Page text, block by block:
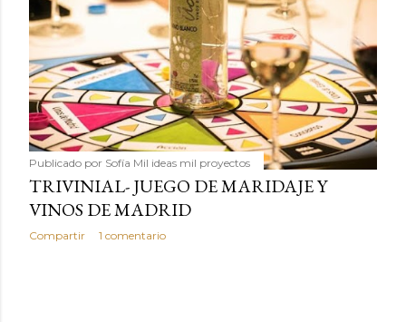
Publicado por Sofía Mil ideas mil proyectos
TRIVINIAL- JUEGO DE MARIDAJE Y
VINOS DE MADRID
Compartir 1 comentario